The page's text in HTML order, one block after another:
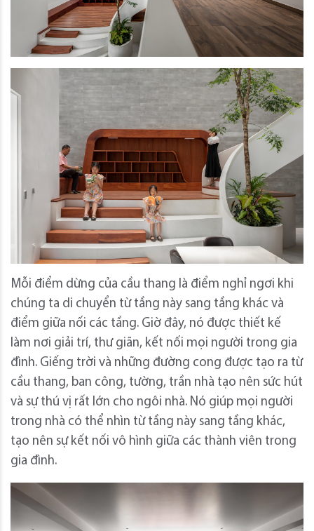
Mỗi điểm dừng của cầu thang là điểm nghỉ ngơi khi
chúng ta di chuyển từ tầng này sang tầng khác và
điểm giữa nối các tầng. Giờ đây, nó được thiết kế
làm nơi giải trí, thư giãn, kết nối mọi người trong gia
đình. Giếng trời và những đường cong được tạo ra từ
cầu thang, ban công, tường, trần nhà tạo nên sức hút
và sự thú vị rất lớn cho ngôi nhà. Nó giúp mọi người
trong nhà có thể nhìn từ tầng này sang tầng khác,
tạo nên sự kết nối vô hình giữa các thành viên trong
gia đình.